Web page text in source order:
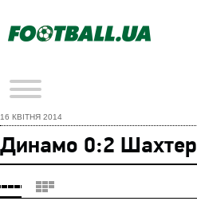
16 КВІТНЯ 2014
Динамо 0:2 Шахтер